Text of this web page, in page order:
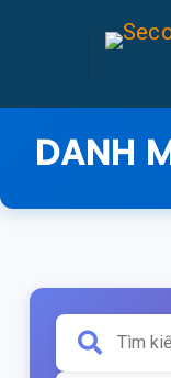
DANH